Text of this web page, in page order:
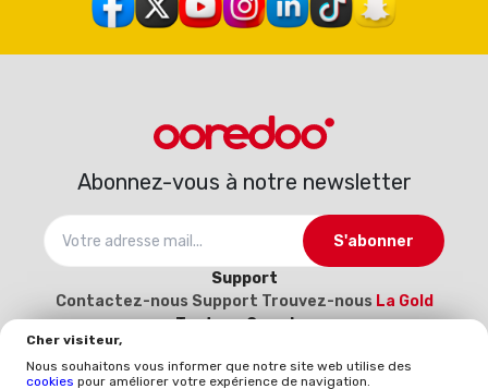
Cher visiteur,
Nous souhaitons vous informer que notre site web utilise des
cookies pour améliorer votre expérience de navigation.
Abonnez-vous à notre newsletter
S'abonner
Support
Contactez-nous Support Trouvez-nous La Gold
Tout sur Ooredoo
À propos
2025-2026 Devenez notre fournisseur (Inscrivez-